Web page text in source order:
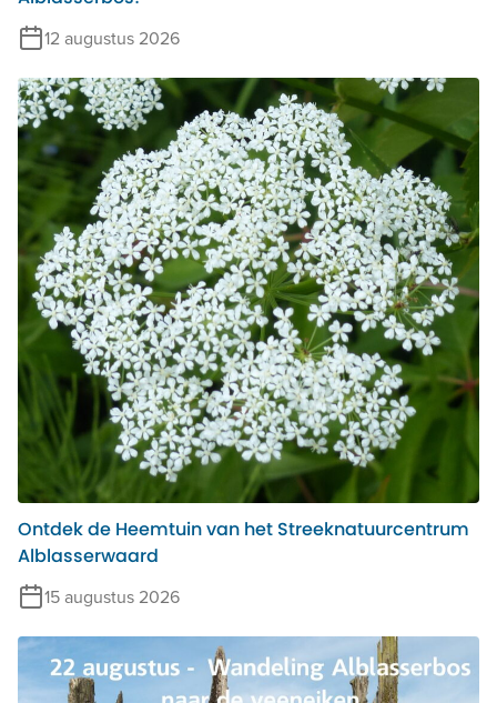
12 augustus 2026
Ontdek de Heemtuin van het Streeknatuurcentrum
Alblasserwaard
15 augustus 2026